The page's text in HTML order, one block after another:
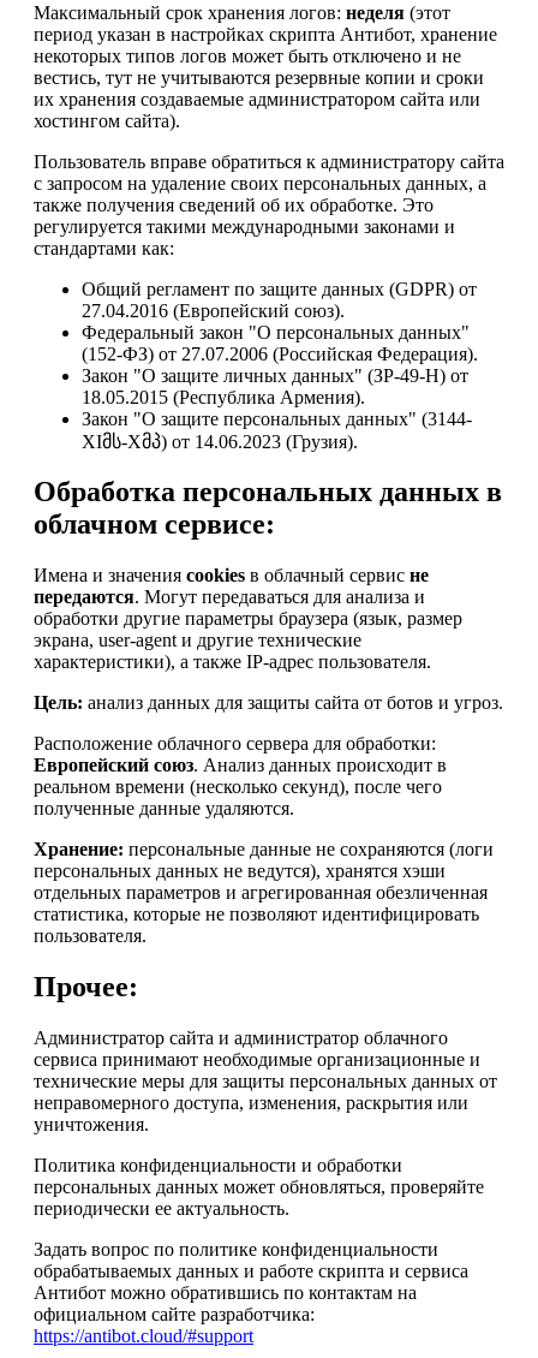
Максимальный срок хранения логов: неделя (этот
период указан в настройках скрипта Антибот, хранение
некоторых типов логов может быть отключено и не
вестись, тут не учитываются резервные копии и сроки
их хранения создаваемые администратором сайта или
хостингом сайта).
Пользователь вправе обратиться к администратору сайта
с запросом на удаление своих персональных данных, а
также получения сведений об их обработке. Это
регулируется такими международными законами и
стандартами как:
Общий регламент по защите данных (GDPR) от
27.04.2016 (Европейский союз).
Федеральный закон "О персональных данных"
(152-ФЗ) от 27.07.2006 (Российская Федерация).
Закон "О защите личных данных" (ЗР-49-Н) от
18.05.2015 (Республика Армения).
Закон "О защите персональных данных" (3144-
XIმს-Xმპ) от 14.06.2023 (Грузия).
Обработка персональных данных в
облачном сервисе:
Имена и значения cookies в облачный сервис не
передаются. Могут передаваться для анализа и
обработки другие параметры браузера (язык, размер
экрана, user-agent и другие технические
характеристики), а также IP-адрес пользователя.
Цель: анализ данных для защиты сайта от ботов и угроз.
Расположение облачного сервера для обработки:
Европейский союз. Анализ данных происходит в
реальном времени (несколько секунд), после чего
полученные данные удаляются.
Хранение: персональные данные не сохраняются (логи
персональных данных не ведутся), хранятся хэши
отдельных параметров и агрегированная обезличенная
статистика, которые не позволяют идентифицировать
пользователя.
Прочее:
Администратор сайта и администратор облачного
сервиса принимают необходимые организационные и
технические меры для защиты персональных данных от
неправомерного доступа, изменения, раскрытия или
уничтожения.
Политика конфиденциальности и обработки
персональных данных может обновляться, проверяйте
периодически ее актуальность.
Задать вопрос по политике конфиденциальности
обрабатываемых данных и работе скрипта и сервиса
Антибот можно обратившись по контактам на
официальном сайте разработчика:
https://antibot.cloud/#support